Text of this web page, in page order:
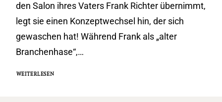
den Salon ihres Vaters Frank Richter übernimmt,
legt sie einen Konzeptwechsel hin, der sich
gewaschen hat! Während Frank als „alter
Branchenhase“,…
WEITERLESEN